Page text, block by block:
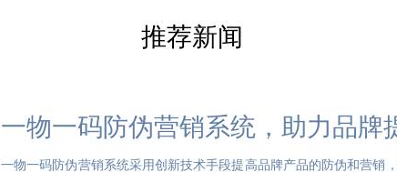
推荐新闻
一物一码防伪营销系统，助力品牌
一物一码防伪营销系统采用创新技术手段提高品牌产品的防伪和营销